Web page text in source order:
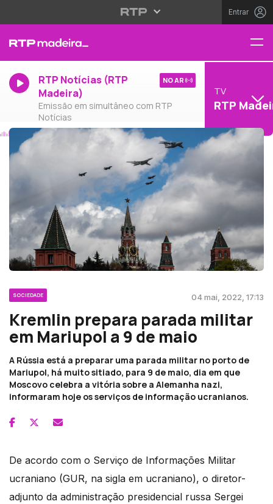
Entrar
RTP Notícias (RTP
Madeira)
Emissão em simultâneo com RTP
Notícias
NO AR
TV
RTP
SOCIEDADE 04 mai, 2022, 17:13
Kremlin prepara parada militar
em Mariupol a 9 de maio
A Rússia está a preparar uma parada militar no porto de
Mariupol, há muito sitiado, para 9 de maio, dia em que
Moscovo celebra a vitória sobre a Alemanha nazi,
informaram hoje os serviços de informação ucranianos.
De acordo com o Serviço de Informações Militar
ucraniano (GUR, na sigla em ucraniano), o diretor-
adjunto da administração presidencial russa Sergei